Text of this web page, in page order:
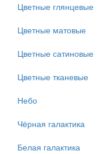
Цветные глянцевые
Цветные матовые
Цветные сатиновые
Цветные тканевые
Небо
Чёрная галактика
Белая галактика